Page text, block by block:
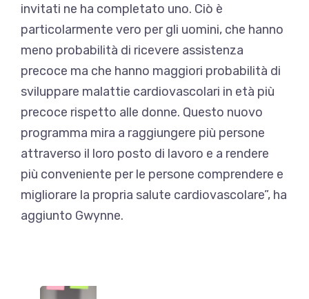
invitati ne ha completato uno. Ciò è
particolarmente vero per gli uomini, che hanno
meno probabilità di ricevere assistenza
precoce ma che hanno maggiori probabilità di
sviluppare malattie cardiovascolari in età più
precoce rispetto alle donne. Questo nuovo
programma mira a raggiungere più persone
attraverso il loro posto di lavoro e a rendere
più conveniente per le persone comprendere e
migliorare la propria salute cardiovascolare”, ha
aggiunto Gwynne.